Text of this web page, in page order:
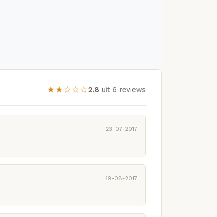
★★☆☆☆2.8 uit 6 reviews
23-07-2017
19-08-2017